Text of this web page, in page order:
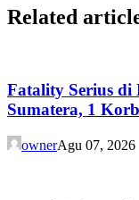
Related
Fatality Serius di
Sumatera, 1
ownerAgu 07, 2026